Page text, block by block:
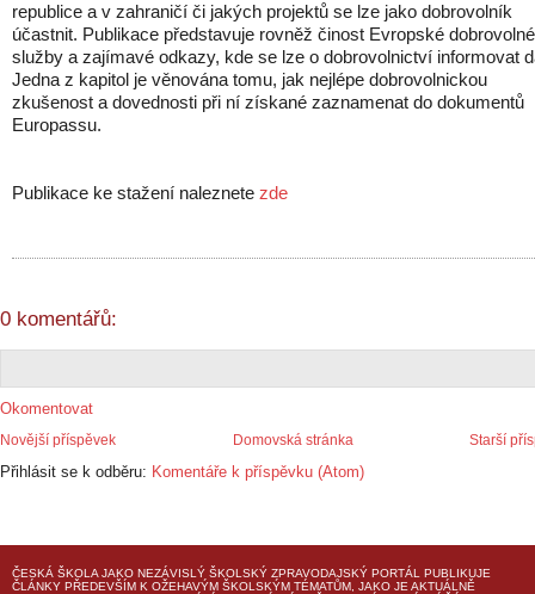
republice a v zahraničí či jakých projektů se lze jako dobrovolník
účastnit. Publikace představuje rovněž činost Evropské dobrovolné
služby a zajímavé odkazy, kde se lze o dobrovolnictví informovat
Jedna z kapitol je věnována tomu, jak nejlépe dobrovolnickou
zkušenost a dovednosti při ní získané zaznamenat do dokumentů
Europassu.
Publikace ke stažení naleznete zde
0 komentářů:
Okomentovat
Novější příspěvek Starší
Domovská stránka
Přihlásit se k odběru: Komentáře k příspěvku (Atom)
ČESKÁ ŠKOLA JAKO NEZÁVISLÝ ŠKOLSKÝ ZPRAVODAJSKÝ PORTÁL PUBLIKUJE
ČLÁNKY PŘEDEVŠÍM K OŽEHAVÝM ŠKOLSKÝM TÉMATŮM, JAKO JE AKTUÁLNĚ